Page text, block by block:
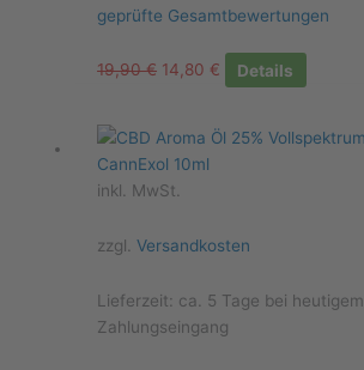
geprüfte Gesamtbewertungen
19,90€ Ursprünglicher
19,90 €
14,80 € Aktueller
14,80 €.
Details
inkl. MwSt.
zzgl.Versandkosten
Lieferzeit: ca. 5 Tage bei heutigem
Zahlungseingang